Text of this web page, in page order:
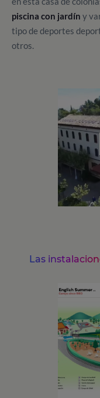
piscina con jardín y
tipo de deportes
otros.
Las